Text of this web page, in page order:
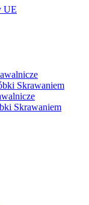
UE
Skrawaniem
Skrawaniem